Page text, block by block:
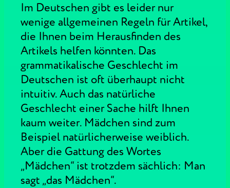
Im Deutschen gibt es leider nur
wenige allgemeinen Regeln für Artikel,
die Ihnen beim Herausfinden des
Artikels helfen könnten. Das
grammatikalische Geschlecht im
Deutschen ist oft überhaupt nicht
intuitiv. Auch das natürliche
Geschlecht einer Sache hilft Ihnen
kaum weiter. Mädchen sind zum
Beispiel natürlicherweise weiblich.
Aber die Gattung des Wortes
„Mädchen“ ist trotzdem sächlich: Man
sagt „das Mädchen“.